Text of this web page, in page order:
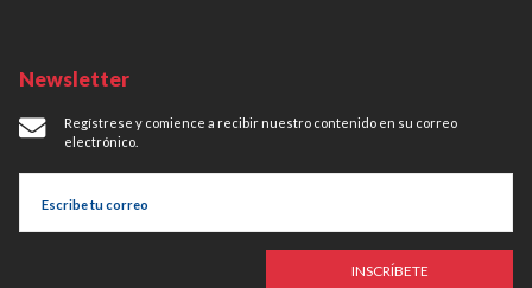
Newsletter
Regístrese y comience a recibir nuestro contenido en su correo
electrónico.
INSCRÍBETE